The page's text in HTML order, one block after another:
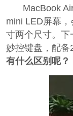
MacBook
mini LED屏幕
寸两个尺寸。下
妙控键盘，配备
有什么区别呢？